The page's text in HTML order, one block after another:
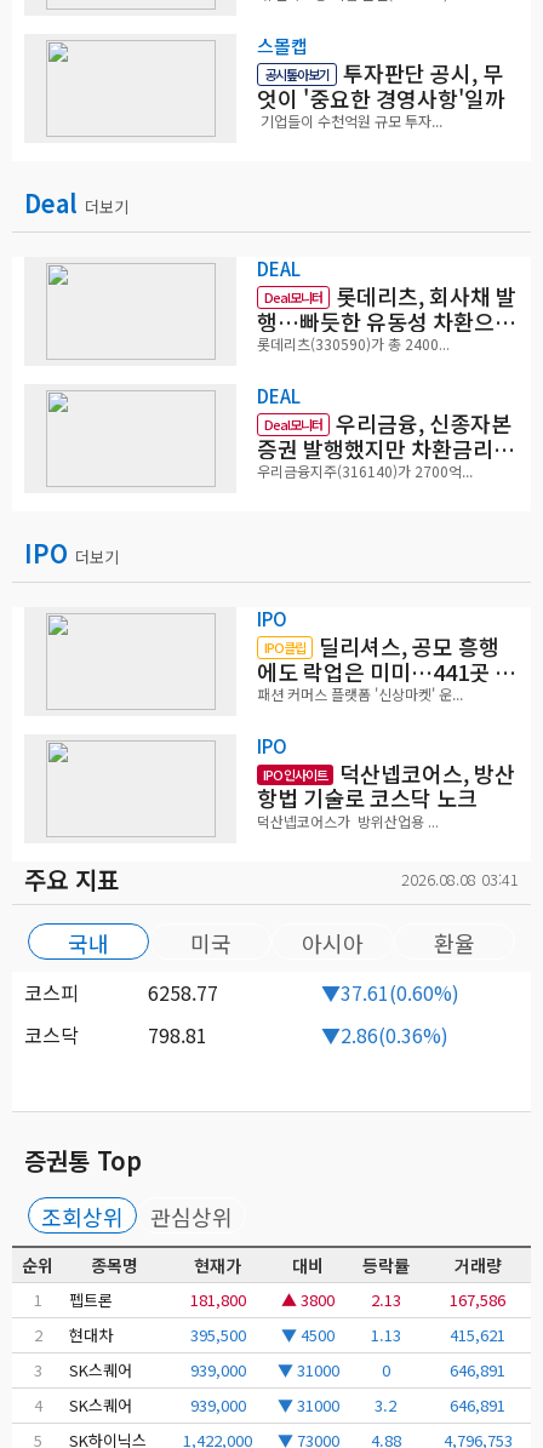
스몰캡
공시톺아보기 투자판단 공시, 무
엇이 '중요한 경영사항'일까
기업들이 수천억원 규모 투자...
Deal 더보기
DEAL
Deal모니터 롯데리츠, 회사채 발
행…빠듯한 유동성 차환으로
대응
롯데리츠(330590)가 총 2400...
DEAL
Deal모니터 우리금융, 신종자본
증권 발행했지만 차환금리
'부담'
우리금융지주(316140)가 2700억...
IPO 더보기
IPO
IPO클립 딜리셔스, 공모 흥행
에도 락업은 미미…441곳 중
확약 5곳
패션 커머스 플랫폼 '신상마켓' 운...
IPO
IPO 인사이트 덕산넵코어스, 방산
항법 기술로 코스닥 노크
덕산넵코어스가 방위산업용 ...
주요 지표 2026.08.08 03:41
국내 미국 아시아 환율
코스피 6258.77
▼37.61(0.60%)
코스닥
798.81 ▼2.86(0.36%)
증권통 Top
조회상위 관심상위
순위 종목명 현재가 대비 등락률 거래량
1 펩트론 181,800 ▲ 3800 2.13
167,586
2
현대차 395,500 ▼ 4500 1.13
415,621
3
SK스퀘어 939,000 ▼ 31000 0
646,891
4
SK스퀘어 939,000 ▼ 31000 3.2
646,891
5
SK하이닉스 1,422,000 ▼ 73000 4.88 4,796,753